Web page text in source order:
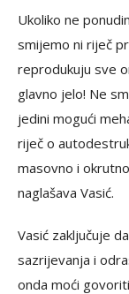
Ukoliko ne
smijemo ni riječ
reprodukuju sve
glavno jelo! Ne
jedini mogući
riječ o
masovno i
naglašava Vasić.
Vasić zaključuje
sazrijevanja i
onda moći